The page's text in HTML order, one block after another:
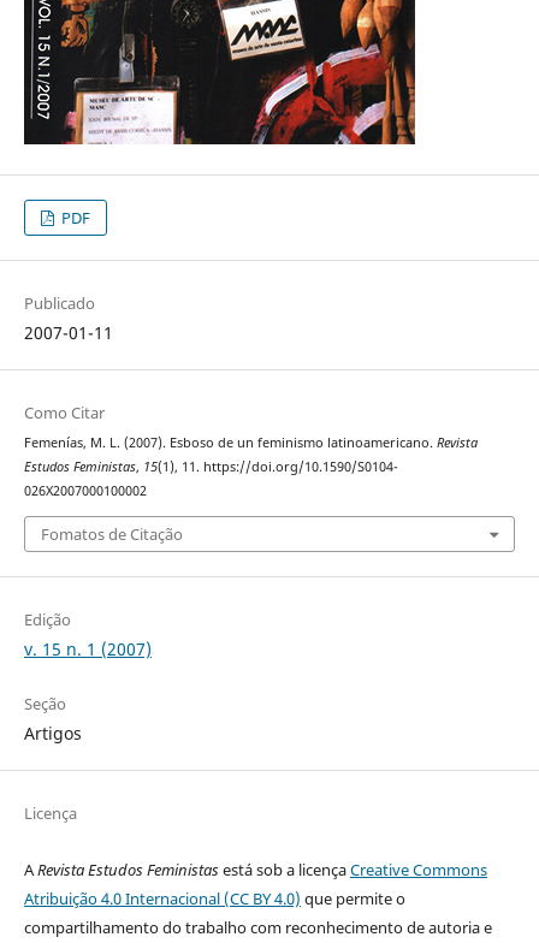
PDF
Publicado
2007-01-11
Como Citar
Femenías, M. L. (2007). Esboso de un feminismo latinoamericano. Revista
Estudos Feministas, 15(1), 11. https://doi.org/10.1590/S0104-
026X2007000100002
Fomatos de Citação
Edição
v. 15 n. 1 (2007)
Seção
Artigos
Licença
ARevista Estudos Feministasestá sob a licençaCreative Commons
Atribuição 4.0 Internacional (CC BY 4.0) que permite o
compartilhamento do trabalho com reconhecimento de autoria e